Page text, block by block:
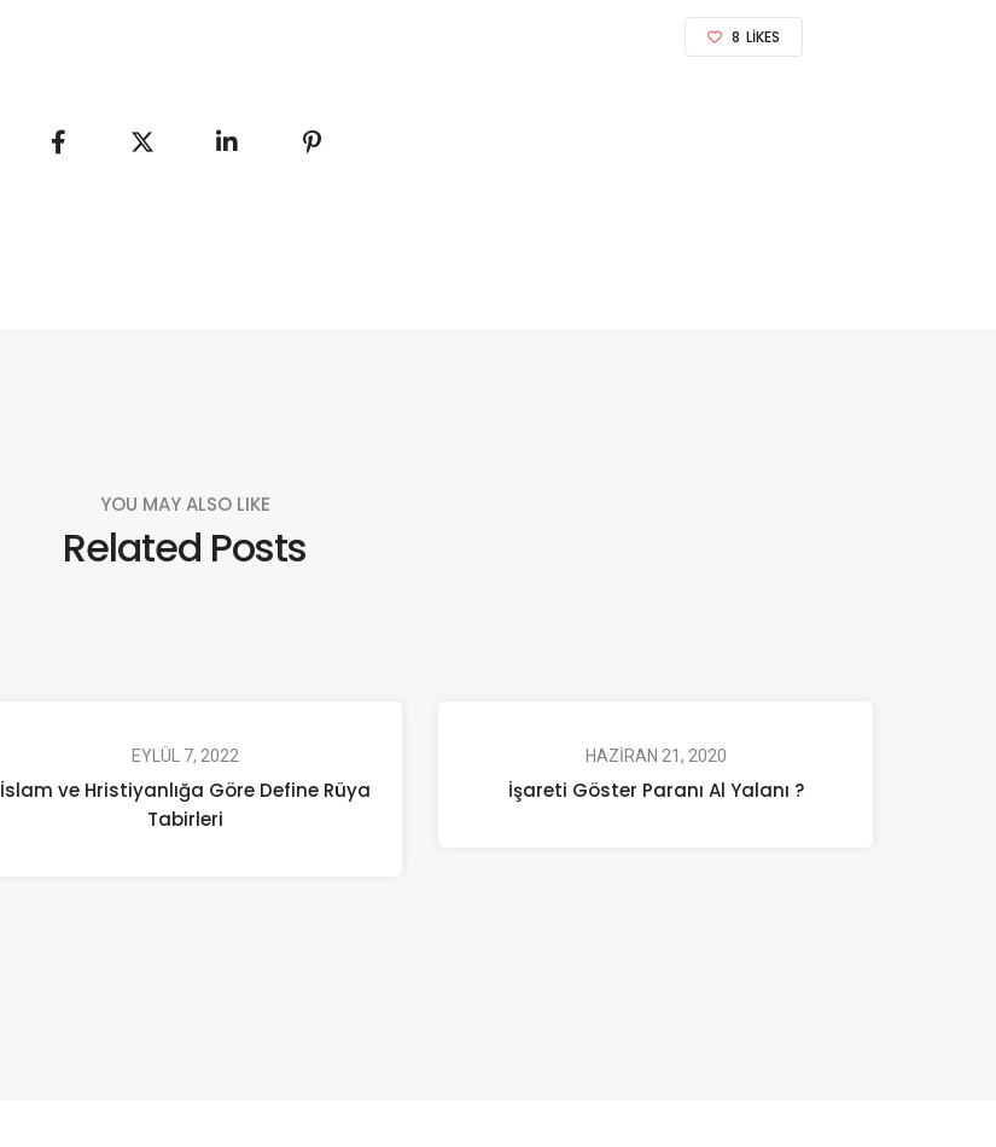
8 LIKES
YOU MAY ALSO LIKE
Related Posts
EYLÜL 7, 2022
İslam ve Hristiyanlığa Göre Define Rüya
Tabirleri
HAZIRAN 21, 2020
İşareti Göster Paranı Al Yalanı ?